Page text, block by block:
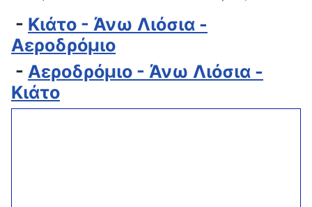
- Κιάτο - Άνω Λιόσια -
Αεροδρόμιο
- Αεροδρόμιο - Άνω Λιόσια -
Κιάτο